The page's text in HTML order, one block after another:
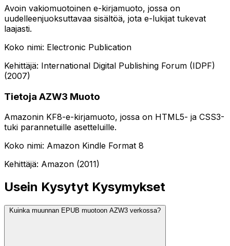
Avoin vakiomuotoinen e-kirjamuoto, jossa on
uudelleenjuoksuttavaa sisältöä, jota e-lukijat tukevat
laajasti.
Koko nimi: Electronic Publication
Kehittäjä: International Digital Publishing Forum (IDPF)
(2007)
Tietoja AZW3 Muoto
Amazonin KF8-e-kirjamuoto, jossa on HTML5- ja CSS3-
tuki parannetuille asetteluille.
Koko nimi: Amazon Kindle Format 8
Kehittäjä: Amazon (2011)
Usein Kysytyt Kysymykset
Kuinka muunnan EPUB muotoon AZW3 verkossa?